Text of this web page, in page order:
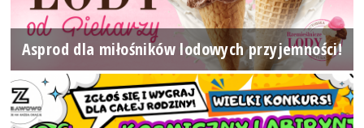
Asprod dla miłośników lodowych przyjemności!